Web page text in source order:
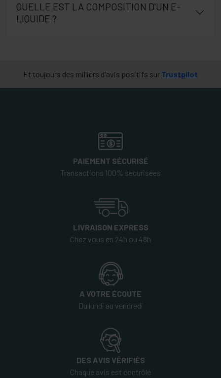
QUELLE EST LA COMPOSITION D'UN E-
LIQUIDE ?
Et toujours des milliers d'avis positifs sur Trustpilot
PAIEMENT SÉCURISÉ
Transactions 100% sécurisées
LIVRAISON EXPRESS
Chez vous en 24h ou 48h
A VOTRE ÉCOUTE
Du lundi au vendredi
DES AVIS VÉRIFIÉS
Chaque avis est contrôlé